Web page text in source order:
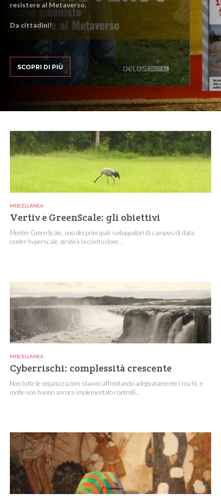
resistere al Metaverso.
Da cittadini!
SCOPRI DI PIÙ
MISCELLANEA
Vertiv e GreenScale: gli obiettivi
Mentre GreenScale, uno dei principali sviluppatori di campus di data
center hyperscale, gestirà la costruzione...
MISCELLANEA
Cyberrischi: complessità crescente
Non tutte le organizzazioni stanno affrontando adeguatamente i rischi, e
molte non hanno ancora implementato controlli...